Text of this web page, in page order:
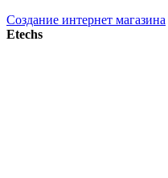
Создание интернет магазина
Etechs